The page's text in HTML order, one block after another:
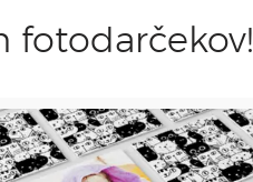
fotodarčekov!